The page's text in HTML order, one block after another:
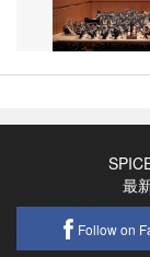
最
Follow on